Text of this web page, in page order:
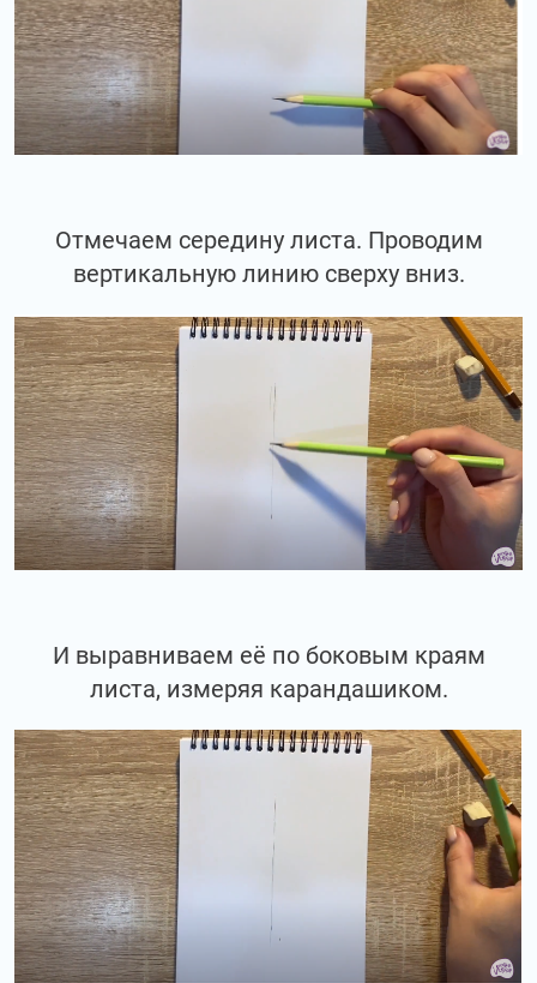
Отмечаем середину листа. Проводим
вертикальную линию сверху вниз.
И выравниваем её по боковым краям
листа, измеряя карандашиком.